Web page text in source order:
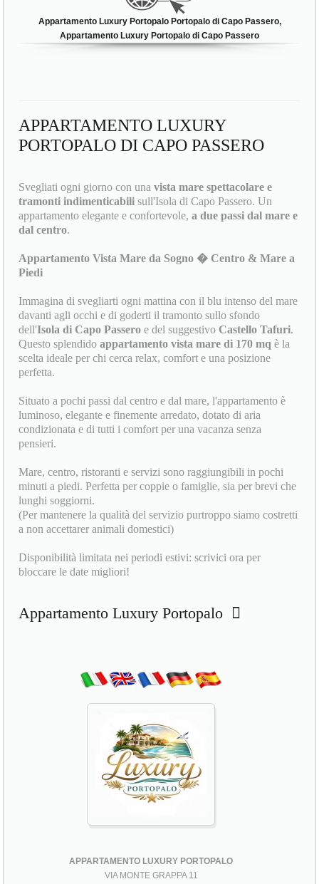
Appartamento Luxury Portopalo Portopalo di Capo Passero,
Appartamento Luxury Portopalo di Capo Passero
APPARTAMENTO LUXURY
PORTOPALO DI CAPO PASSERO
Svegliati ogni giorno con unavista mare spettacolare e
tramonti indimenticabili sull'Isola di Capo Passero. Un
appartamento elegante e confortevole,a due passi dal mare e
dal centro.
Appartamento Vista Mare da Sogno � Centro & Mare a
Piedi
Immagina di svegliarti ogni mattina con il blu intenso del mare
davanti agli occhi e di goderti il tramonto sullo sfondo
dell'Isola di Capo Passero e del suggestivo Castello Tafuri.
Questo splendidoappartamento vista mare di 170 mq è la
scelta ideale per chi cerca relax, comfort e una posizione
perfetta.
Situato a pochi passi dal centro e dal mare, l'appartamento è
luminoso, elegante e finemente arredato, dotato di aria
condizionata e di tutti i comfort per una vacanza senza
pensieri.
Mare, centro, ristoranti e servizi sono raggiungibili in pochi
minuti a piedi. Perfetta per coppie o famiglie, sia per brevi che
lunghi soggiorni.
(Per mantenere la qualità del servizio purtroppo siamo costretti
a non accettarer animali domestici)
Disponibilità limitata nei periodi estivi: scrivici ora per
bloccare le date migliori!
Appartamento Luxury Portopalo
APPARTAMENTO LUXURY PORTOPALO
VIA MONTE GRAPPA 11